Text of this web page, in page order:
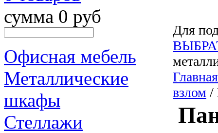
сумма 0 руб
Офисная мебель
Металлические
шкафы
Стеллажи
Для
Главная
взлом /